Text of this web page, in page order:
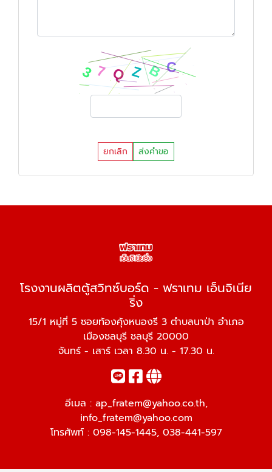
ยกเลิก ส่งคำขอ
โรงงานผลิตตู้สวิทซ์บอร์ด - ฟราเทม เอ็นจิเนีย
ริ่ง
15/1 หมู่ที่ 5 ซอยท้องคุ้งหนองรี 3 ตำบลนาป่า อำเภอ
เมืองชลบุรี ชลบุรี 20000
จันทร์ - เสาร์ เวลา 8.30 น. - 17.30 น.
อีเมล : ap_fratem@yahoo.co.th,
info_fratem@yahoo.com
โทรศัพท์ : 098-145-1445, 038-441-597